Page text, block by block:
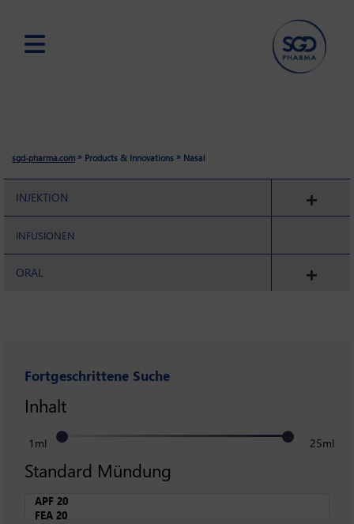
sgd-pharma.com » Products & Innovations » Nasal
INJEKTION
INFUSIONEN
ORAL
Fortgeschrittene Suche
1ml
Inhalt
25ml
Standard Mündung